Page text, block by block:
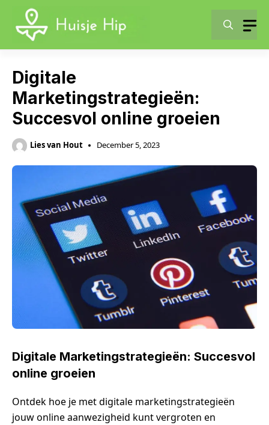
content
Digitale
Marketingstrategieën:
Succesvol online groeien
Lies van Hout December 5, 2023
Digitale Marketingstrategieën: Succesvol
online groeien
Ontdek hoe je met digitale marketingstrategieën
jouw online aanwezigheid kunt vergroten en